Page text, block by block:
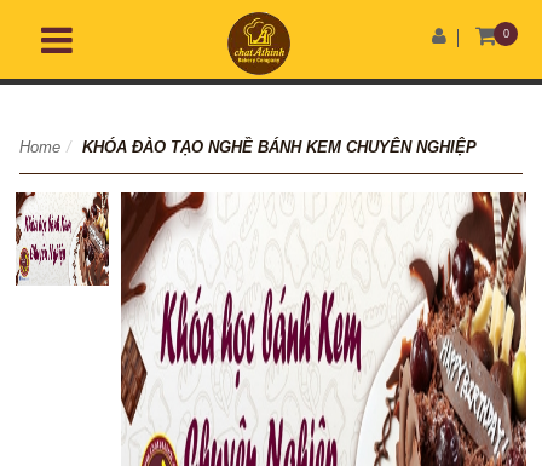
0
Home / KHÓA ĐÀO TẠO NGHỀ BÁNH KEM CHUYÊN NGHIỆP